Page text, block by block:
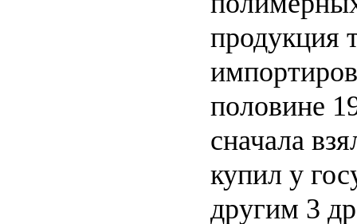
продукция
половине
сначала
купил у
другим 3